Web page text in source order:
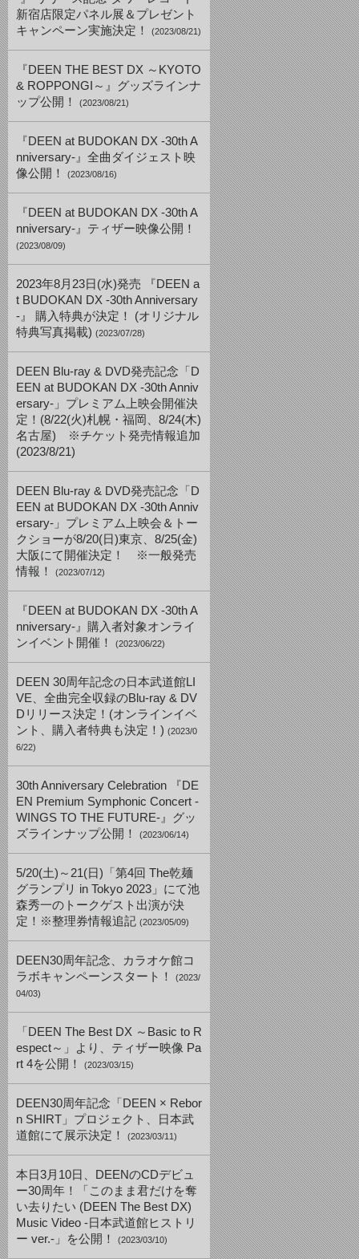
新宿店限定パネル展＆プレゼント
キャンペーン実施決定！
(2023/08/21)
『DEEN THE BEST DX ～KYOTO
& ROPPONGI～』グッズラインナ
ップ公開！
(2023/08/21)
『DEEN at BUDOKAN DX -30th A
nniversary-』全曲ダイジェスト映
像公開！
(2023/08/16)
『DEEN at BUDOKAN DX -30th A
nniversary-』ティザー映像公開！
(2023/08/09)
2023年8月23日(水)発売 『DEEN a
t BUDOKAN DX -30th Anniversary
-』 購入特典が決定！ (オリジナル
特典写真掲載) (2023/07/28)
DEEN Blu-ray & DVD発売記念「D
EEN at BUDOKAN DX -30th Anniv
ersary-」プレミアム上映会開催決
定！(8/22(火)札幌・福岡、8/24(木)
名古屋) ※チケット発売情報追加
(2023/8/21)
DEEN Blu-ray & DVD発売記念「D
EEN at BUDOKAN DX -30th Anniv
ersary-」プレミアム上映会＆トー
クショーが8/20(日)東京、8/25(金)
大阪にて開催決定！ ※一般発売
情報！
(2023/07/12)
『DEEN at BUDOKAN DX -30th A
nniversary-』購入者対象オンライ
ンイベント開催！
(2023/06/22)
DEEN 30周年記念の日本武道館LI
VE、全曲完全収録のBlu-ray & DV
Dリリース決定！(オンラインイベ
ント、購入者特典も決定！) (2023/0
6/22)
30th Anniversary Celebration 『DE
EN Premium Symphonic Concert -
WINGS TO THE FUTURE-』グッ
ズラインナップ公開！
(2023/06/14)
5/20(土)～21(日)「第4回 The乾麺
グランプリ in Tokyo 2023」にて池
森秀一のトークゲスト出演が決
定！※整理券情報追記 (2023/05/09)
DEEN30周年記念、カラオケ館コ
ラボキャンペーンスタート！
(2023/
04/03)
「DEEN The Best DX ～Basic to R
espect～」より、ティザー映像 Pa
rt 4を公開！
(2023/03/15)
DEEN30周年記念「DEEN × Rebor
n SHIRT」プロジェクト、日本武
道館にて展示決定！
(2023/03/11)
本日3月10日、DEENのCDデビュ
ー30周年！「このまま君だけを奪
い去りたい (DEEN The Best DX)
Music Video -日本武道館ヒストリ
ー ver.-」を公開！
(2023/03/10)